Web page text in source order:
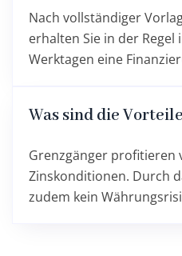
Nach vollständiger
erhalten Sie in der Regel
Werktagen eine
Was sind die
Grenzgänger profitieren
Zinskonditionen. Durch
zudem kein